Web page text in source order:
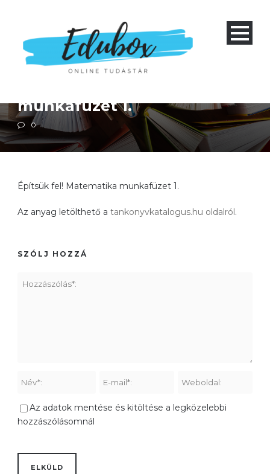
Alapiskola 1-4 Matematika
munkafüzet 1.
0
Építsük fel! Matematika munkafüzet 1.
Az anyag letölthető a tankonyvkatalogus.hu oldalról.
SZÓLJ HOZZÁ
Az adatok mentése és kitöltése a legközelebbi
hozzászólásomnál